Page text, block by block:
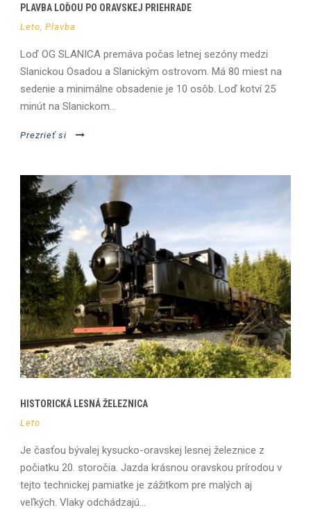
PLAVBA LOĎOU PO ORAVSKEJ PRIEHRADE
Leto Plavba
Loď OG SLANICA premáva počas letnej sezóny medzi
Slanickou Osadou a Slanickým ostrovom. Má 80 miest na
sedenie a minimálne obsadenie je 10 osôb. Loď kotví 25
minút na Slanickom...
Prezrieť si
HISTORICKÁ LESNÁ ŽELEZNICA
Leto
Je časťou bývalej kysucko-oravskej lesnej železnice z
počiatku 20. storočia. Jazda krásnou oravskou prírodou v
tejto technickej pamiatke je zážitkom pre malých aj
veľkých. Vlaky odchádzajú...